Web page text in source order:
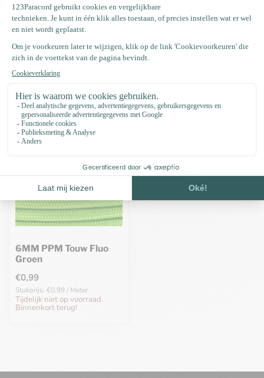
Productomschrijving
Specificaties
6MM PPM Touw Fluo
Groen
€0,99
Stukprijs: €0,99 / Meter
Tijdelijk niet op voorraad.
Binnenkort terug!